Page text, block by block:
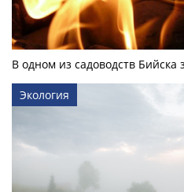
В одном из садоводств Бийска
Экология